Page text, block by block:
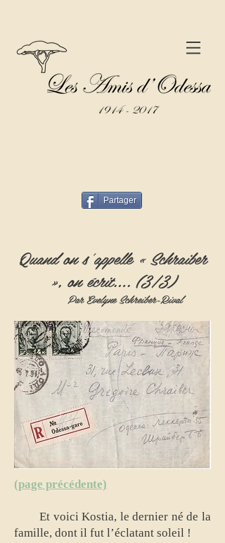
Partager
Quand on s’appelle « Schraiber
», on écrit…. (3/3)
Par Evelyne Schreiber-Rival
(page précédente)
Et voici Kostia, le dernier né de la
famille, dont il fut l’éclatant soleil !